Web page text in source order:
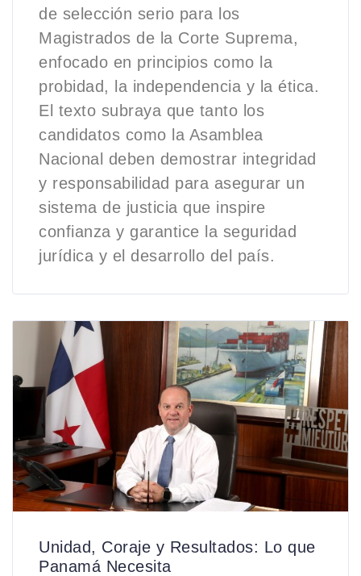
de selección serio para los
Magistrados de la Corte Suprema,
enfocado en principios como la
probidad, la independencia y la ética.
El texto subraya que tanto los
candidatos como la Asamblea
Nacional deben demostrar integridad
y responsabilidad para asegurar un
sistema de justicia que inspire
confianza y garantice la seguridad
jurídica y el desarrollo del país.
Unidad, Coraje y Resultados: Lo que
Panamá Necesita